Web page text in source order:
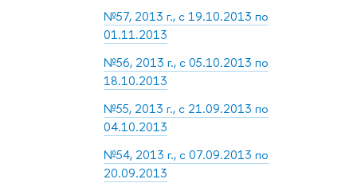
№57, 2013 г., с 19.10.2013 по
01.11.2013
№56, 2013 г., с 05.10.2013 по
18.10.2013
№55, 2013 г., с 21.09.2013 по
04.10.2013
№54, 2013 г., с 07.09.2013 по
20.09.2013